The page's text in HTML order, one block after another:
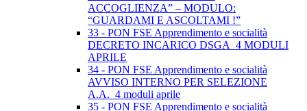
ACCOGLIENZA” – MODULO:
“GUARDAMI E ASCOLTAMI !”
33 - PON FSE Apprendimento e socialità
DECRETO INCARICO DSGA_4 MODULI
APRILE
34 - PON FSE Apprendimento e socialità
AVVISO INTERNO PER SELEZIONE
A.A._4 moduli aprile
35 - PON FSE Apprendimento e socialità